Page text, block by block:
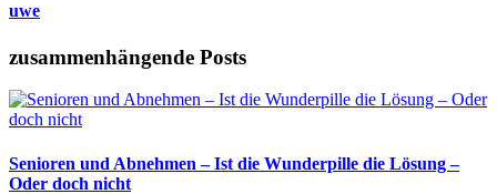
uwe
zusammenhängende Posts
Senioren und Abnehmen – Ist die Wunderpille die Lösung –
Oder doch nicht